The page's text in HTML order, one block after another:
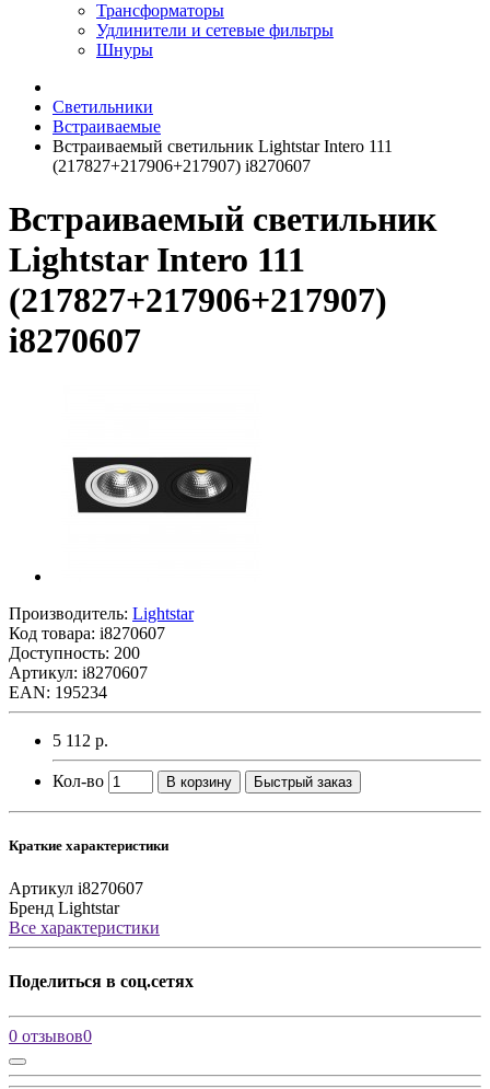
Трансформаторы
Удлинители и сетевые фильтры
Шнуры
Светильники
Встраиваемые
Встраиваемый светильник Lightstar Intero 111
(217827+217906+217907) i8270607
Встраиваемый светильник
Lightstar Intero 111
(217827+217906+217907)
i8270607
Производитель: Lightstar
Код товара: i8270607
Доступность: 200
Артикул: i8270607
EAN: 195234
5 112 р.
Кол-во В корзину Быстрый заказ
Краткие характеристики
Артикул i8270607
Бренд Lightstar
Все характеристики
Поделиться в соц.сетях
0 отзывов0